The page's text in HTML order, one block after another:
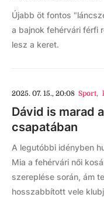
Újabb öt fontos
a bajnok fehérvári férfi
lesz a keret.
2025. 07. 15., 20:08 Sport,
Dávid is marad
csapatában
A legutóbbi idényben
Mia a fehérvári női
szereplése során, ám
hosszabbított vele